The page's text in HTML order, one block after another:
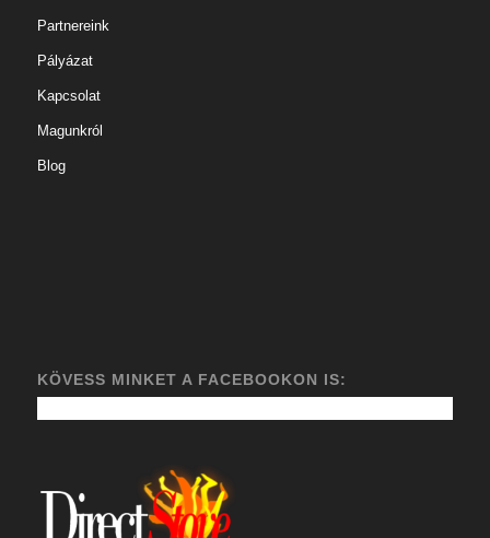
Partnereink
Pályázat
Kapcsolat
Magunkról
Blog
KÖVESS MINKET A FACEBOOKON IS: